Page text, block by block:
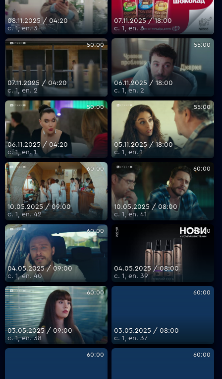
08.11.2025 / 04:20
с. 1, еп. 3
07.11.2025 / 18:00
с. 1, еп. 3
50:00
07.11.2025 / 04:20
с. 1, еп. 2
55:00
06.11.2025 / 18:00
с. 1, еп. 2
50:00
06.11.2025 / 04:20
с. 1, еп. 1
55:00
05.11.2025 / 18:00
с. 1, еп. 1
60:00
10.05.2025 / 09:00
с. 1, еп. 42
60:00
10.05.2025 / 08:00
с. 1, еп. 41
60:00
04.05.2025 / 09:00
с. 1, еп. 40
60:00
04.05.2025 / 08:00
с. 1, еп. 39
60:00
03.05.2025 / 09:00
с. 1, еп. 38
60:00
03.05.2025 / 08:00
с. 1, еп. 37
60:00 60:00